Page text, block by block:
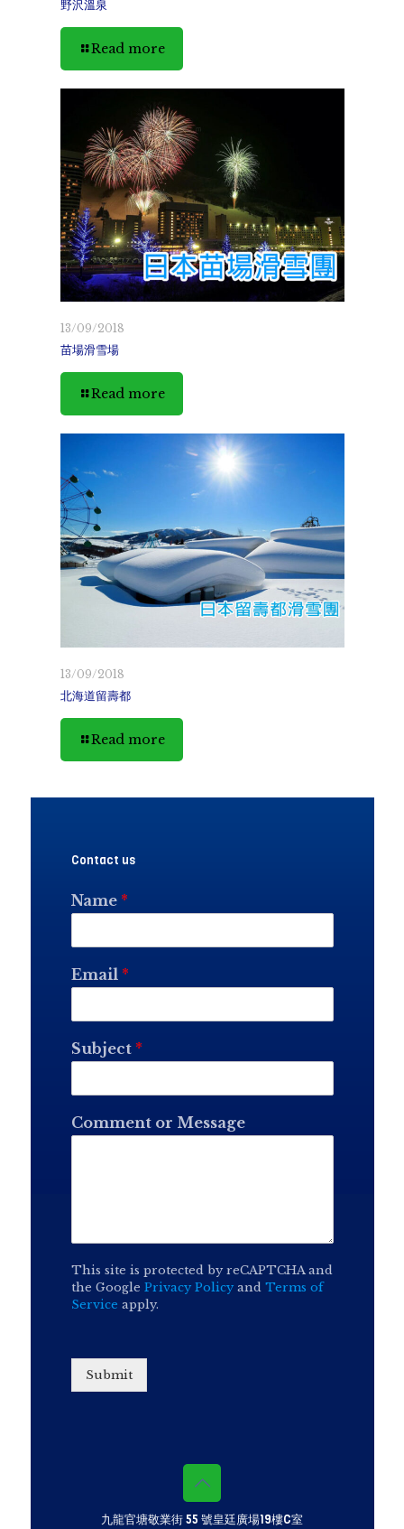
野沢溫泉
Read more
13/09/2018
苗場滑雪場
Read more
13/09/2018
北海道留壽都
Read more
Contact us
Name *
Email *
Subject *
Comment or Message
This site is protected by reCAPTCHA and
the Google Privacy Policyand Terms of
Service apply.
Submit
九龍官塘敬業街 55 號皇廷廣場19樓C室